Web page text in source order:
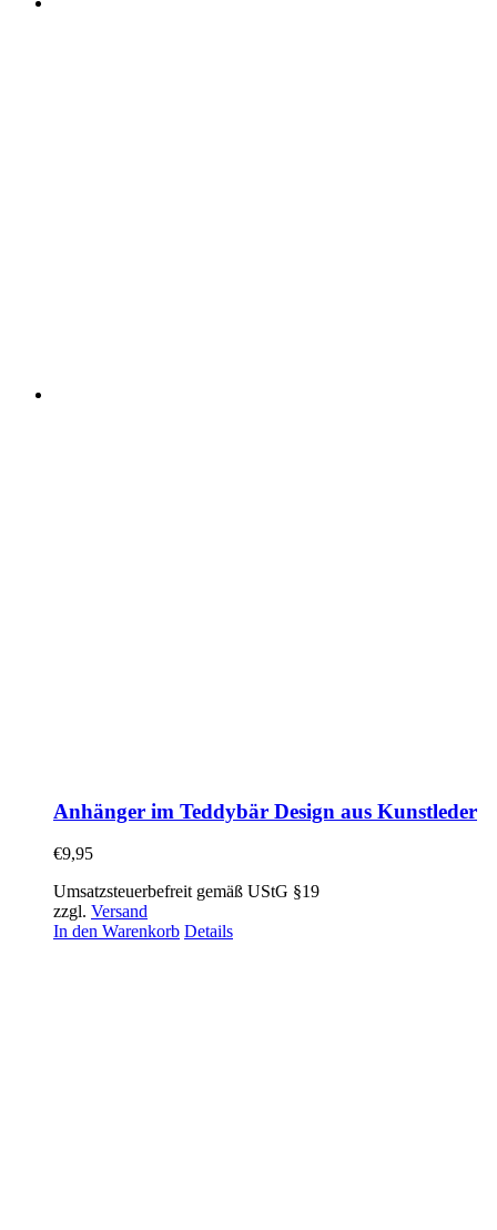
Anhänger im Teddybär Design aus Kunstleder
€9,95
Umsatzsteuerbefreit gemäß UStG §19
zzgl. Versand
In den Warenkorb Details